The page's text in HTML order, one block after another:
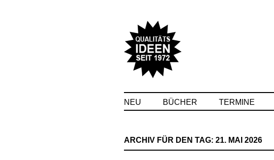
NEU BÜCHER TERMINE
ARCHIV FÜR DEN TAG: 21. MAI 2026